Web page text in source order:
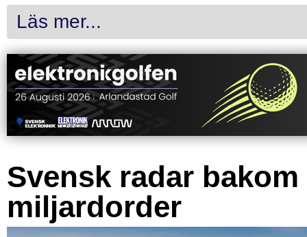
Läs mer...
Svensk radar bakom
miljardorder